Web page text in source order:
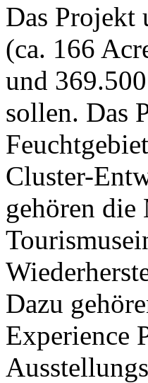
Das Projekt
(ca. 166
und
sollen. Das
Cluster-
gehören
Dazu
Experience